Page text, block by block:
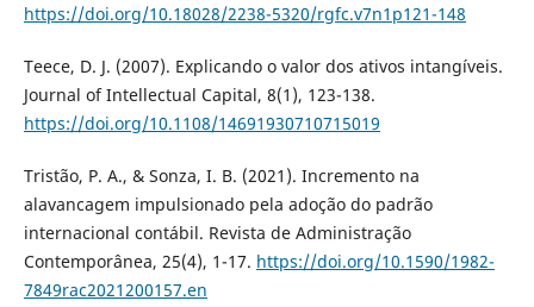
https://doi.org/10.18028/2238-5320/rgfc.v7n1p121-148
Teece, D. J. (2007). Explicando o valor dos ativos intangíveis.
Journal of Intellectual Capital, 8(1), 123-138.
https://doi.org/10.1108/14691930710715019
Tristão, P. A., & Sonza, I. B. (2021). Incremento na
alavancagem impulsionado pela adoção do padrão
internacional contábil. Revista de Administração
Contemporânea, 25(4), 1-17. https://doi.org/10.1590/1982-
7849rac2021200157.en